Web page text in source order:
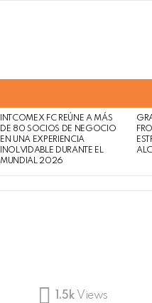
INTCOMEX FC REÚNE A MÁS
DE 80 SOCIOS DE NEGOCIO
EN UNA EXPERIENCIA
INOLVIDABLE DURANTE EL
MUNDIAL 2026
1.5k Views